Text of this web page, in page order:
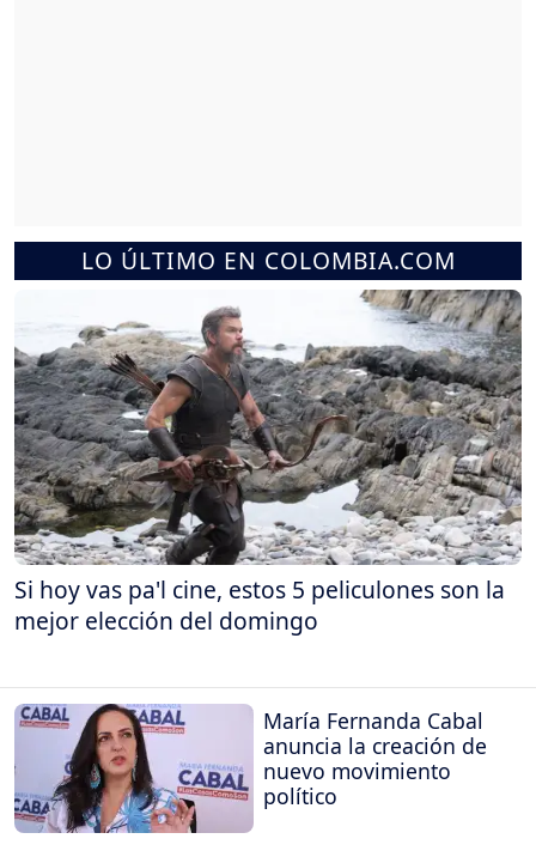
LO ÚLTIMO EN COLOMBIA.COM
Si hoy vas pa'l cine, estos 5 peliculones son la
mejor elección del domingo
María Fernanda Cabal
anuncia la creación de
nuevo movimiento
político